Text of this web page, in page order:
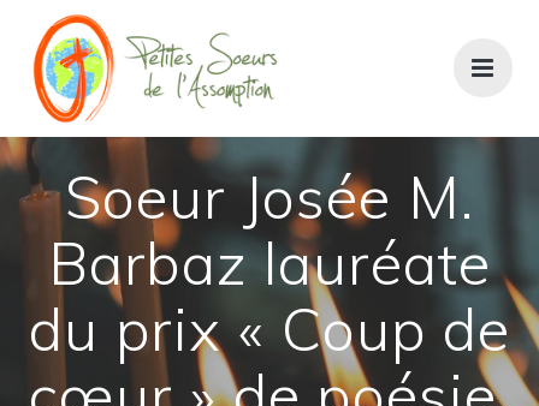
contenu
Soeur Josée M.
Barbaz lauréate
du prix « Coup de